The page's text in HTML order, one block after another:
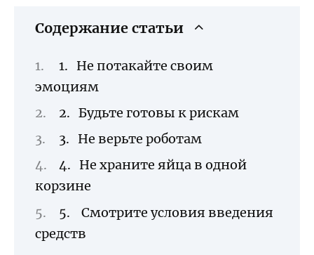
Содержание статьи
1. Не потакайте своим
эмоциям
2. Будьте готовы к рискам
3. Не верьте роботам
4. Не храните яйца в одной
корзине
5. Смотрите условия введения
средств